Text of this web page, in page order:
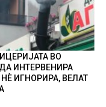
ВО
ИНТЕРВЕНИРА
ИГНОРИРА, ВЕЛАТ